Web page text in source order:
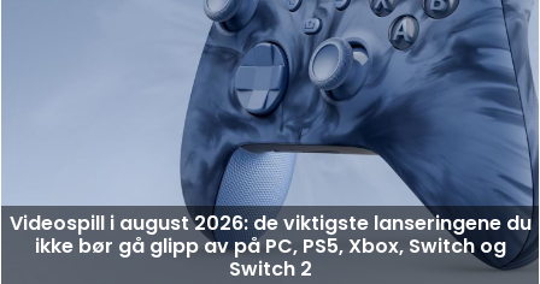
Videospill i august 2026: de viktigste lanseringene du
ikke bør gå glipp av på PC, PS5, Xbox, Switch og
Switch 2